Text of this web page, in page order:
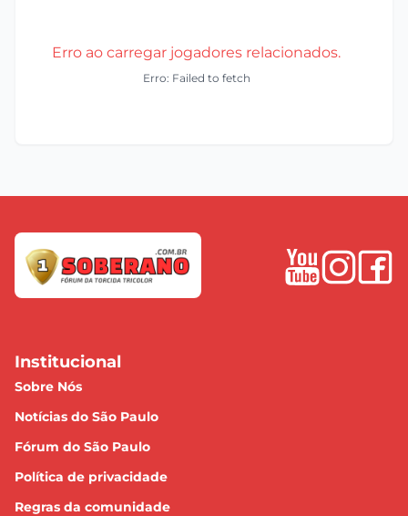
Erro ao carregar jogadores relacionados.
Erro: Failed to fetch
Institucional
Sobre Nós
Notícias do São Paulo
Fórum do São Paulo
Política de privacidade
Regras da comunidade